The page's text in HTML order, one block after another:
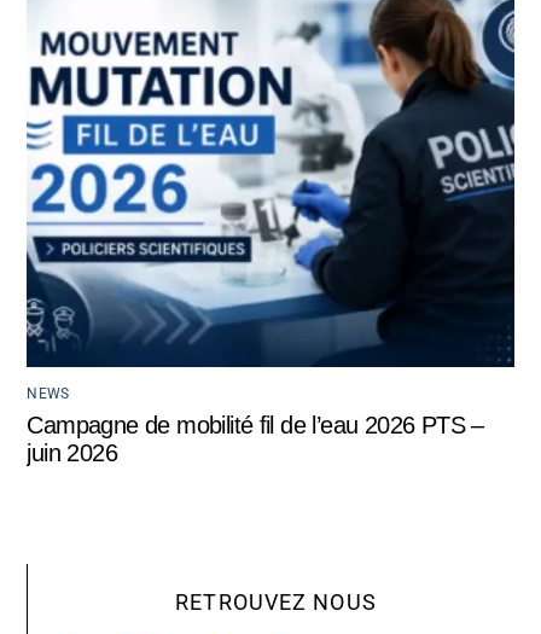
NEWS
Campagne de mobilité fil de l’eau 2026 PTS –
juin 2026
RETROUVEZ NOUS